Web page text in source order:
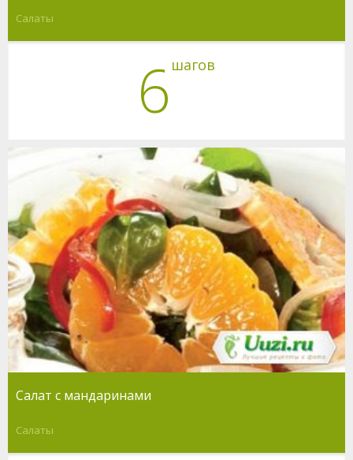
Салаты
6 шагов
Салат с мандаринами
Салаты